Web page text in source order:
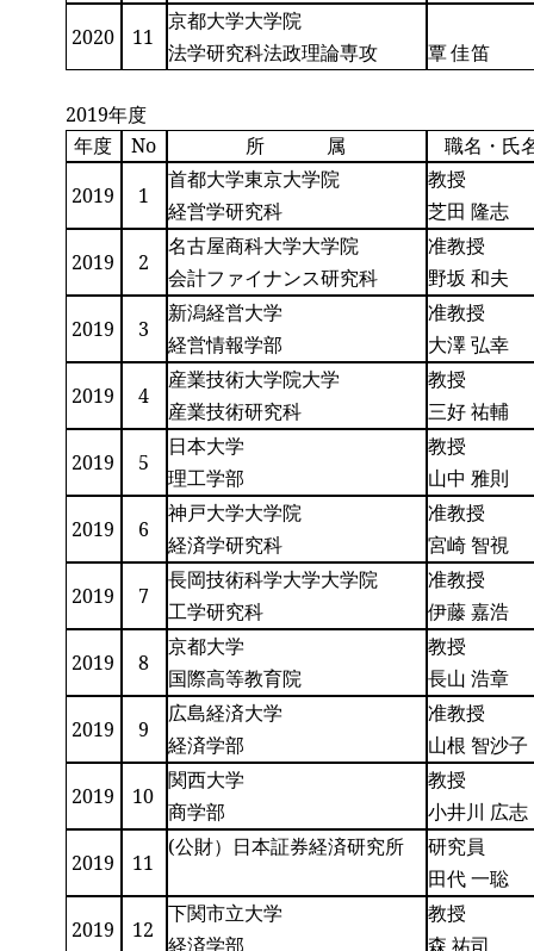
2020
11
京都大学大学院
法学研究科法政理論専攻
覃 佳笛
2019年度
年度
No 所 属
職名・氏
2019
1
首都大学東京大学院
教授
経営学研究科
芝田 隆志
2019
2
名古屋商科大学大学院
准教授
会計ファイナンス研究科
野坂 和夫
2019
3
新潟経営大学
准教授
経営情報学部
大澤 弘幸
2019
4
産業技術大学院大学
教授
産業技術研究科
三好 祐輔
2019
5
日本大学
教授
理工学部
山中 雅則
2019
6
神戸大学大学院
准教授
経済学研究科
宮崎 智視
2019
7
長岡技術科学大学大学院
准教授
工学研究科
伊藤 嘉浩
2019
8
京都大学
教授
国際高等教育院
長山 浩章
2019
9
広島経済大学
准教授
経済学部
山根 智沙子
2019
10
関西大学
教授
商学部
小井川 広志
2019
11
(公財）日本証券経済研究所
研究員
田代 一聡
2019
12
下関市立大学
教授
経済学部
森 祐司